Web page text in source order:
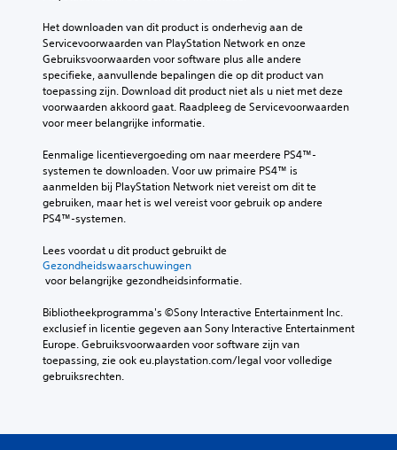
Het downloaden van dit product is onderhevig aan de
Servicevoorwaarden van PlayStation Network en onze
Gebruiksvoorwaarden voor software plus alle andere
specifieke, aanvullende bepalingen die op dit product van
toepassing zijn. Download dit product niet als u niet met deze
voorwaarden akkoord gaat. Raadpleeg de Servicevoorwaarden
voor meer belangrijke informatie.
Eenmalige licentievergoeding om naar meerdere PS4™-
systemen te downloaden. Voor uw primaire PS4™ is
aanmelden bij PlayStation Network niet vereist om dit te
gebruiken, maar het is wel vereist voor gebruik op andere
PS4™-systemen.
Lees voordat u dit product gebruikt de
Gezondheidswaarschuwingen
voor belangrijke gezondheidsinformatie.
Bibliotheekprogramma's ©Sony Interactive Entertainment Inc.
exclusief in licentie gegeven aan Sony Interactive Entertainment
Europe. Gebruiksvoorwaarden voor software zijn van
toepassing, zie ook eu.playstation.com/legal voor volledige
gebruiksrechten.